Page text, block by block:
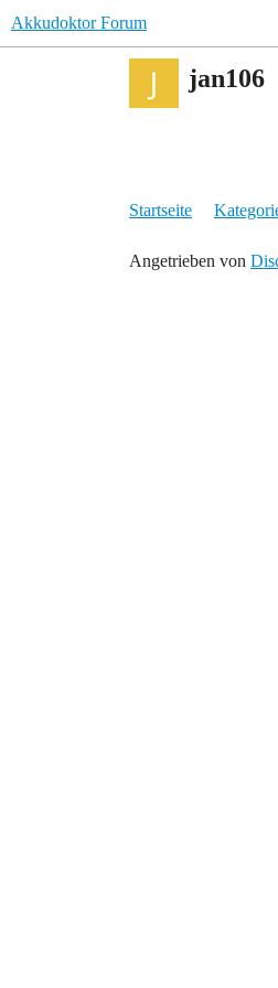
Akkudoktor Forum
jan106
Startseite
Angetrieben von